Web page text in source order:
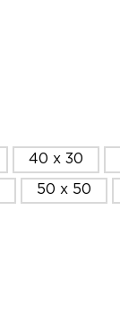
40 x 30
50 x 50